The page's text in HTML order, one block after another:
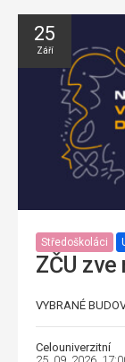
25
Září
Středoškoláci
ZČU zve
VYBRANÉ
Celouniverzitní